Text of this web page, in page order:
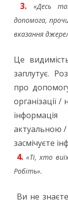
3.
«Десь
допомога,
вказання
Це
заплутує.
про
організації
актуальною /
засмічуєте
4. «Ті, хто
Робіть».
Ви не